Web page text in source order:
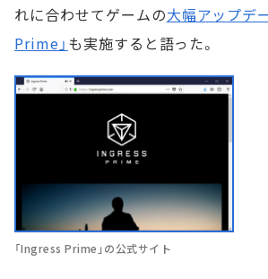
れに合わせてゲームの大幅アップデ
Prime」 も実施すると語った。
「Ingress Prime」の公式サイト